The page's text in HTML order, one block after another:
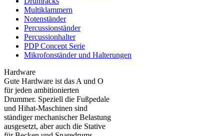
Multiklammern
Notenständer
Percussionständer
Percussionhalter
PDP Concept Serie
Mikrofonständer und Halterungen
Hardware
Gute Hardware ist das A und O
für jeden ambitionierten
Drummer. Speziell die Fußpedale
und Hihat-Maschinen sind
ständiger mechanischer Belastung
ausgesetzt, aber auch die Stative